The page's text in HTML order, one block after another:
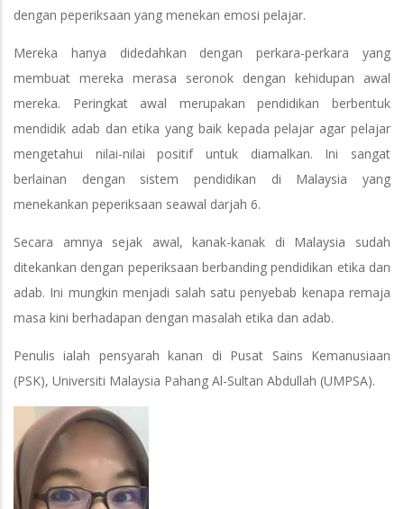
dengan peperiksaan yang menekan emosi pelajar.
Mereka hanya didedahkan dengan perkara-perkara yang
membuat mereka merasa seronok dengan kehidupan awal
mereka. Peringkat awal merupakan pendidikan berbentuk
mendidik adab dan etika yang baik kepada pelajar agar pelajar
mengetahui nilai-nilai positif untuk diamalkan. Ini sangat
berlainan dengan sistem pendidikan di Malaysia yang
menekankan peperiksaan seawal darjah 6.
Secara amnya sejak awal, kanak-kanak di Malaysia sudah
ditekankan dengan peperiksaan berbanding pendidikan etika dan
adab. Ini mungkin menjadi salah satu penyebab kenapa remaja
masa kini berhadapan dengan masalah etika dan adab.
Penulis ialah pensyarah kanan di Pusat Sains Kemanusiaan
(PSK), Universiti Malaysia Pahang Al-Sultan Abdullah (UMPSA).